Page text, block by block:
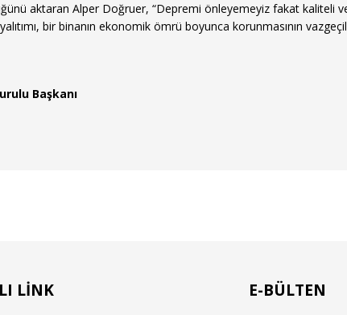
aktaran Alper Doğruer, “Depremi önleyemeyiz fakat kaliteli
bir binanın ekonomik ömrü boyunca korunmasının
Başkanı
LİNK E-BÜLTEN